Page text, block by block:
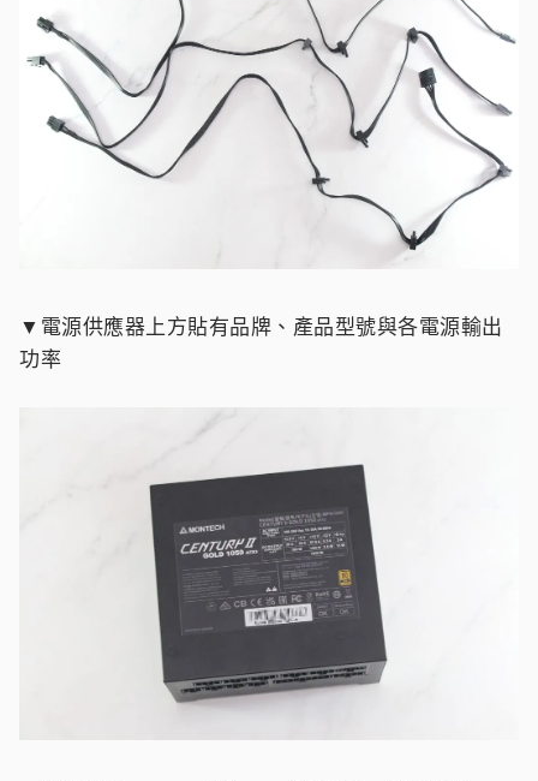
▼電源供應器上方貼有品牌、產品型號與各電源輸出
功率